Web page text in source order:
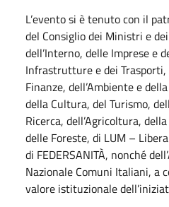
L’evento si è tenuto con il
del Consiglio dei Ministri e
dell’Interno, delle Imprese e
Infrastrutture e dei Trasporti,
Finanze, dell’Ambiente e
della Cultura, del Turismo,
Ricerca, dell’Agricoltura,
delle Foreste, di LUM –
di FEDERSANITÀ, nonché
Nazionale Comuni Italiani, a
valore istituzionale